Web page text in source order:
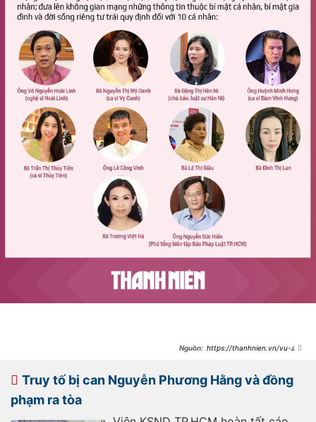
https://thanhnien.vn/vu-an-
18523092112403687.htm
Truy tố bị can Nguyễn Phương Hằng và đồng
phạm ra tòa